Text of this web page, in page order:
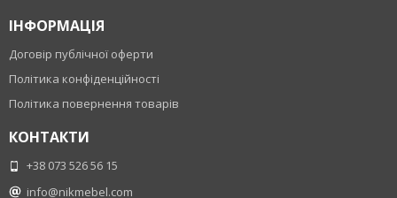
ІНФОРМАЦІЯ
Договір публічної оферти
Політика конфіденційності
Політика повернення товарів
КОНТАКТИ
+38 073 526 56 15
info@nikmebel.com